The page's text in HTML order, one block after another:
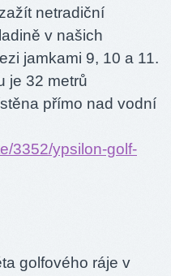
netradiční
v našich
jamkami 9, 10 a 11.
je 32 metrů
přímo nad vodní
3352/ypsilon-golf-
golfového ráje v